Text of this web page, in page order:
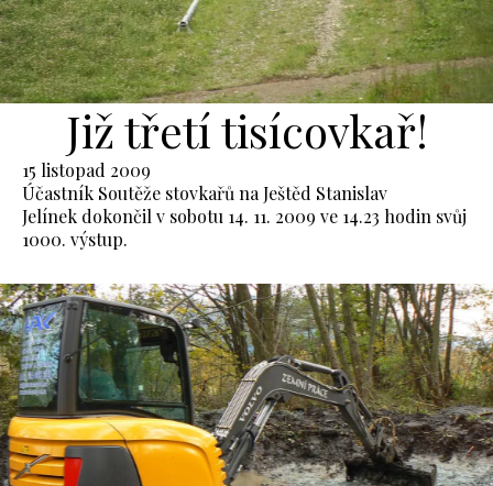
Již třetí tisícovkař!
15 listopad 2009
Účastník Soutěže stovkařů na Ještěd Stanislav
Jelínek dokončil v sobotu 14. 11. 2009 ve 14.23 hodin svůj
1000. výstup.